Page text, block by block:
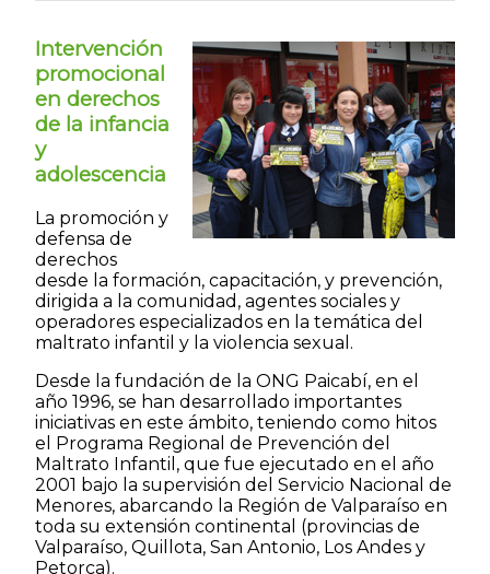
Intervención
promocional
en derechos
de la infancia
y
adolescencia
La promoción y
defensa de
derechos
desde la formación, capacitación, y prevención,
dirigida a la comunidad, agentes sociales y
operadores especializados en la temática del
maltrato infantil y la violencia sexual.
Desde la fundación de la ONG Paicabí, en el
año 1996, se han desarrollado importantes
iniciativas en este ámbito, teniendo como hitos
el Programa Regional de Prevención del
Maltrato Infantil, que fue ejecutado en el año
2001 bajo la supervisión del Servicio Nacional de
Menores, abarcando la Región de Valparaíso en
toda su extensión continental (provincias de
Valparaíso, Quillota, San Antonio, Los Andes y
Petorca).